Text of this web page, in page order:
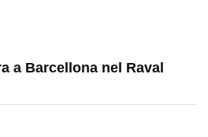
a Barcellona nel Raval